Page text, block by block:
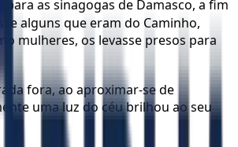
para as sinagogas de Damasco, a fim
alguns que eram do Caminho,
mulheres, os levasse presos para
fora, ao aproximar-se de
uma luz do céu brilhou ao seu